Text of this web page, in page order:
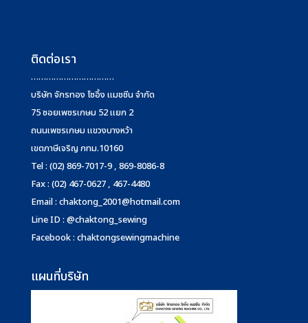
ติดต่อเรา
……………………………
บริษัท จักรทอง โซอิ้ง แมชชีน จำกัด
75 ซอยเพชรเกษม 52 แยก 2
ถนนเพชรเกษม แขวงบางหว้า
เขตภาษีเจริญ กทม.10160
Tel : (02) 869-7017-9 , 869-8086-8
Fax : (02) 467-0627 , 467-4480
Email : chaktong_2001@hotmail.com
Line ID : @chaktong_sewing
Facebook : chaktongsewingmachine
แผนที่บริษัท